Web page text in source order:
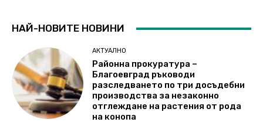
НАЙ-НОВИТЕ НОВИНИ
АКТУАЛНО
Районна прокуратура –
Благоевград ръководи
разследването по три досъдебни
производства за незаконно
отглеждане на растения от рода
на конопа